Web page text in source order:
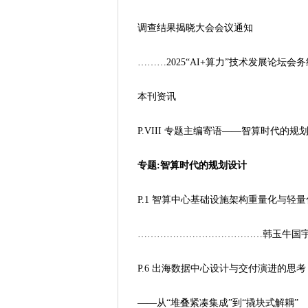
调查结果揭晓大会会议通知
………2025“AI+算力”技术发展论坛会务
本刊资讯
P.VIII 专题主编寄语——智算时代的规
专题:智算时代的规划设计
P.1 智算中心基础设施架构重量化与轻量
…………………………………韩玉牛国
P.6 出海数据中心设计与交付演进的思考
——从“堆叠紧凑集成”到“撬块式解耦”